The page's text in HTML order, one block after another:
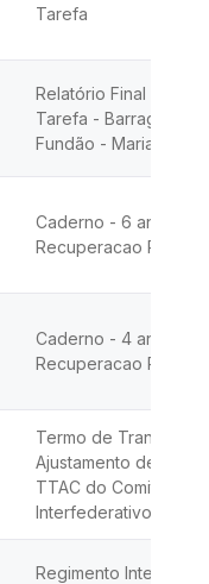
Tarefa
Relatório Final da
Tarefa - Barragem de
Fundão - Mariana -
Caderno - 6 anos
Recuperacao Rio
Caderno - 4 anos
Recuperacao Rio
Termo de Transação
Ajustamento de
TTAC do Comitê
Interfederativo - CIF
Regimento Interno do